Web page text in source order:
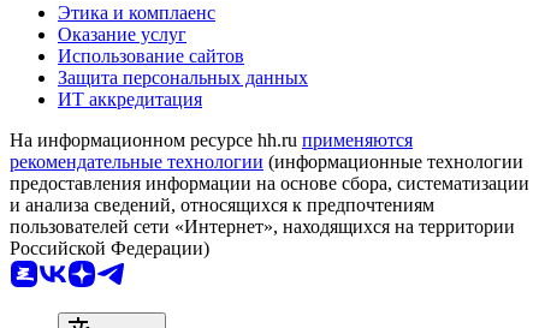
Этика и комплаенс
Оказание услуг
Использование сайтов
Защита персональных данных
ИТ аккредитация
На информационном ресурсе hh.ru применяются
рекомендательные технологии (информационные технологии
предоставления информации на основе сбора, систематизации
и анализа сведений, относящихся к предпочтениям
пользователей сети «Интернет», находящихся на территории
Российской Федерации)